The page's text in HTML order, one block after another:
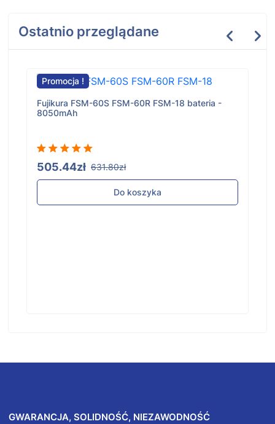
Ostatnio przeglądane
Promocja !
Fujikura FSM-60S FSM-60R FSM-18 bateria -
8050mAh
505.44zł 631.80zł
Do koszyka
GWARANCJA, SOLIDNOŚĆ, NIEZAWODNOŚĆ